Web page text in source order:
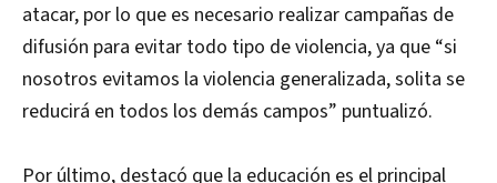
atacar, por lo que es necesario realizar campañas de
difusión para evitar todo tipo de violencia, ya que “si
nosotros evitamos la violencia generalizada, solita se
reducirá en todos los demás campos” puntualizó.
Por último, destacó que la educación es el principal